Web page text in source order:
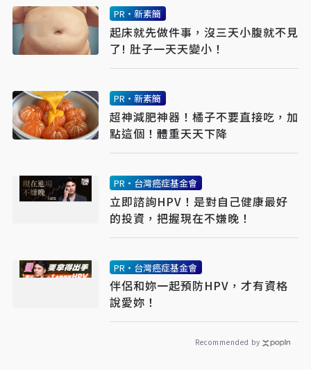
PR・新素簡
起床就先做件事，沒三天小腹就不見
了! 肚子一天天變小！
PR・新素簡
超神減肥神器！橘子不要直接吃，加
點這個！體重天天下降
PR・台灣癌症基金會
立即諮詢HPV！是對自己健康最好
的投資，把握現在不嫌晚！
PR・台灣癌症基金會
伴侶和妳一起預防HPV，才有資格
說愛妳！
Recommended by